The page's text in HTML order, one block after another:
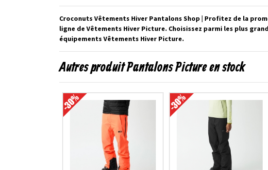
Croconuts Vêtements Hiver Pantalons Shop | Profitez de la
ligne de Vêtements Hiver Picture. Choisissez parmi les plus
équipements Vêtements Hiver Picture.
Autres produit Pantalons Picture en stock